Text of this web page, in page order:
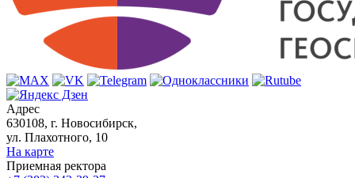
Адрес
630108, г. Новосибирск,
ул. Плахотного, 10
На карте
Приемная ректора